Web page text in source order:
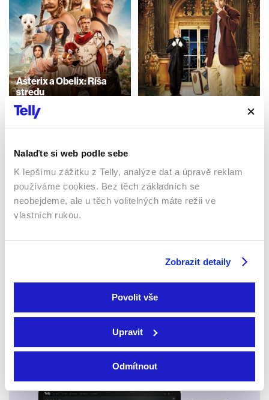
Nalaďte si web podle sebe
K lepšímu zážitku z Telly, analýze dat a úpravě reklam
používáme cookies. Bez těch základních se
neobejdeme, ale u těch volitelných máte režii ve
vlastních rukou.
Zobrazit detaily
Povolit vše
Upravit
Odmítnout
Asterix a Obelix: Ríša
stredu
2023 | Francie, Belgie | 112
min
Sledujte kdekoliv až na 6 zařízeních
Smart TV - Android, Google, Samsung, LG, VIDAA